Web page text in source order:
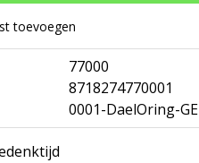
toevoegen
77000
8718274770001
0001-DaelOring-GE